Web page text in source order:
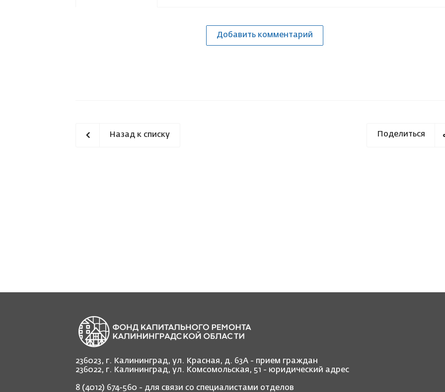
Добавить комментарий
Поделиться
Назад к списку
236023, г. Калининград, ул. Красная, д. 63А - прием граждан
236022, г. Калининград, ул. Комсомольская, 51 - юридический адрес
8 (4012) 674-560 - для связи со специалистами отделов